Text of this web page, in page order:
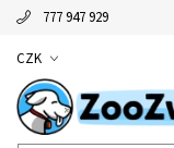
777 947 929
CZK